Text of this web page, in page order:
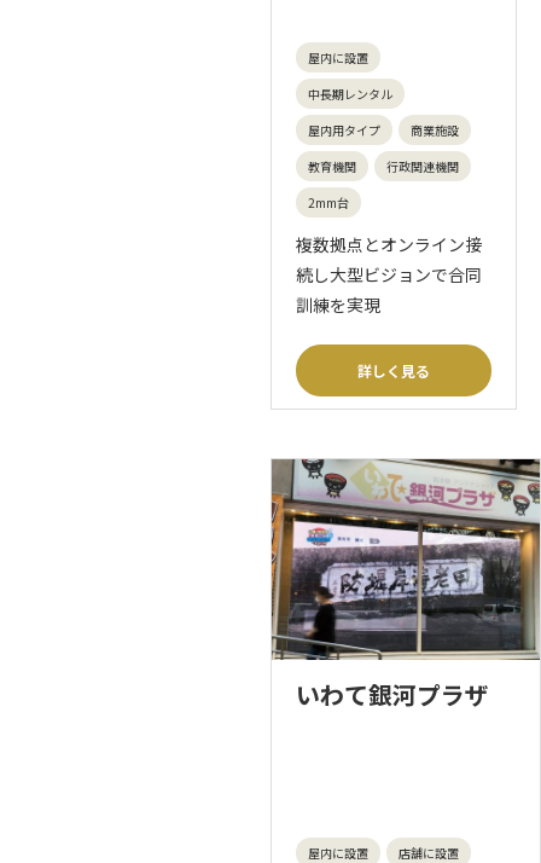
屋内に設置
中長期レンタル
屋内用タイプ
商業施設
教育機関
行政関連機関
2mm台
複数拠点とオンライン接
続し大型ビジョンで合同
訓練を実現
詳しく見る
いわて銀河プラザ
屋内に設置
店舗に設置